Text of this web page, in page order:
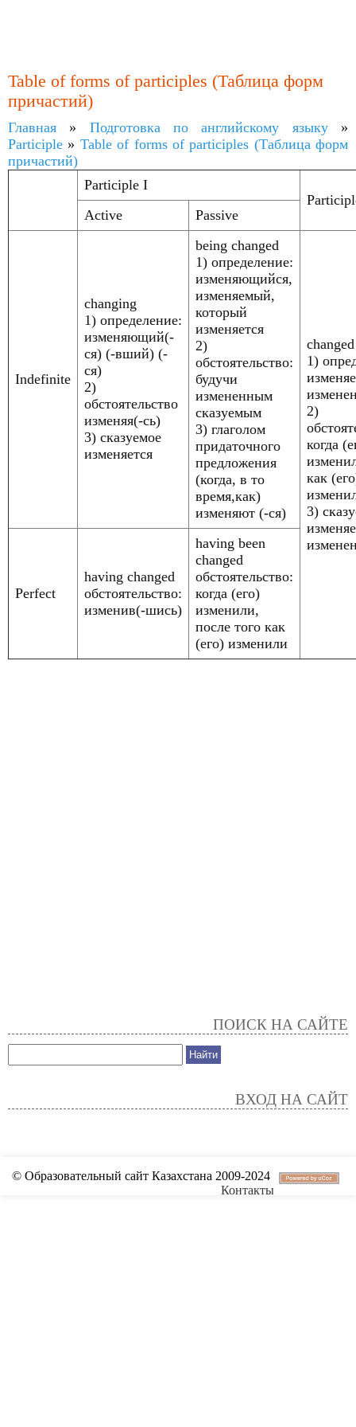
Table of forms of participles (Таблица форм
причастий)
Главная » Подготовка по английскому языку»
Participle » Table of forms of participles (Таблица форм
причастий)
Participle I
Active
Passive
Indefinite
changing
1) определение:
изменяющий(-
ся) (-вший) (-
ся)
2)
обстоятельство
изменяя(-сь)
3) сказуемое
изменяется
being changed
1) определение:
изменяющийся,
изменяемый,
который
изменяется
2)
обстоятельство:
будучи
измененным
сказуемым
3) глаголом
придаточного
предложения
(когда, в то
время,как)
изменяют (-ся)
changed
1)
2)
когда
как
3)
Perfect
having changed
обстоятельство:
изменив(-шись)
having been
changed
обстоятельство:
когда (его)
изменили,
после того как
(его) изменили
ПОИСК НА САЙТЕ
ВХОД НА САЙТ
© Образовательный сайт Казахстана 2009-2024
Контакты